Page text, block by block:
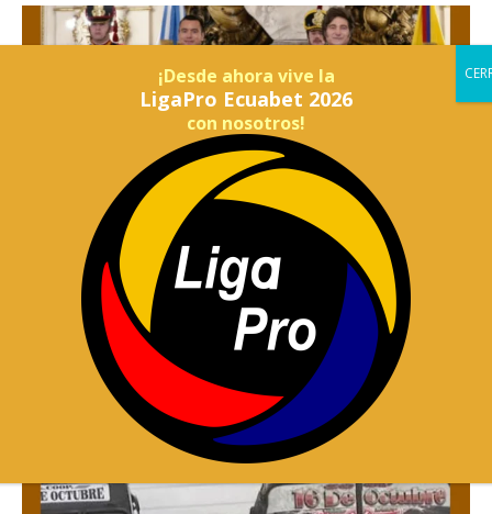
¡Desde ahora vive la
LigaPro Ecuabet 2026
con nosotros!